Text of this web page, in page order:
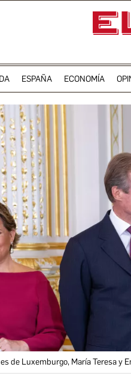
ESPAÑA ECONOMÍA
de Luxemburgo, María Teresa y